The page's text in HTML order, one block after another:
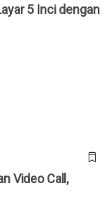
5 Inci dengan
Video Call,